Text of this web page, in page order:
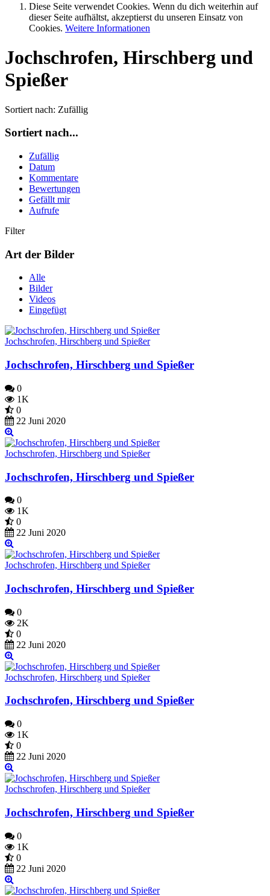
Diese Seite verwendet Cookies. Wenn du dich weiterhin auf
dieser Seite aufhältst, akzeptierst du unseren Einsatz von
Cookies. Weitere Informationen
Jochschrofen, Hirschberg und
Spießer
Sortiert nach: Zufällig
Sortiert nach...
Zufällig
Datum
Kommentare
Bewertungen
Gefällt mir
Aufrufe
Filter
Art der Bilder
Alle
Bilder
Videos
Eingefügt
Jochschrofen, Hirschberg und Spießer
Jochschrofen, Hirschberg und Spießer
0
1K
0
22 Juni 2020
Jochschrofen, Hirschberg und Spießer
Jochschrofen, Hirschberg und Spießer
0
1K
0
22 Juni 2020
Jochschrofen, Hirschberg und Spießer
Jochschrofen, Hirschberg und Spießer
0
2K
0
22 Juni 2020
Jochschrofen, Hirschberg und Spießer
Jochschrofen, Hirschberg und Spießer
0
1K
0
22 Juni 2020
Jochschrofen, Hirschberg und Spießer
Jochschrofen, Hirschberg und Spießer
0
1K
0
22 Juni 2020